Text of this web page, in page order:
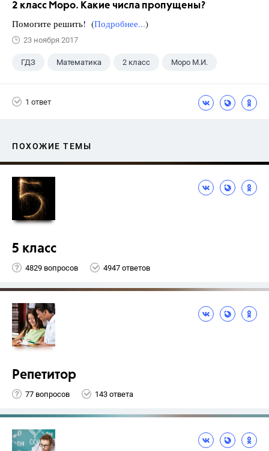
2 класс Моро. Какие числа пропущены?
Помогите решить! (Подробнее...)
23 ноября 2017
ГДЗ Математика 2 класс Моро М.И.
1 ответ
ПОХОЖИЕ ТЕМЫ
5 класс
4829 вопросов 4947 ответов
Репетитор
77 вопросов 143 ответа